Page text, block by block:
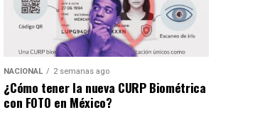
NACIONAL 2 semanas ago
¿Cómo tener la nueva CURP Biométrica
con FOTO en México?